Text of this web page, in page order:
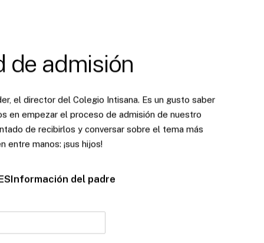
de admisión
el director del Colegio Intisana. Es un gusto saber
en empezar el proceso de admisión de nuestro
de recibirlos y conversar sobre el tema más
entre manos: ¡sus hijos!
del padre